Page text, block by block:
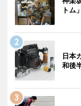
トム
日本
和後